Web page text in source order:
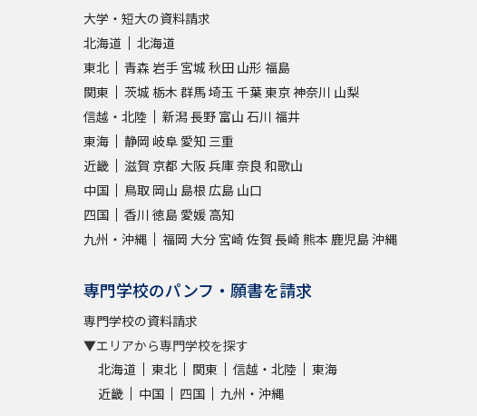
大学・短大の資料請求
北海道
北海道
東北
青森 岩手 宮城 秋田 山形 福島
関東
茨城 栃木 群馬埼玉 千葉東京神奈川 山梨
信越・北陸
新潟長野 富山 石川 福井
東海
静岡 岐阜 愛知 三重
近畿
滋賀 京都 大阪兵庫奈良 和歌山
中国
鳥取 岡山 島根 広島 山口
四国
香川 徳島 愛媛 高知
九州・沖縄
福岡 大分 宮崎 佐賀 長崎 熊本 鹿児島沖縄
専門学校のパンフ・願書を請求
専門学校の資料請求
▼エリアから専門学校を探す
北海道
東北 関東 信越・北陸
東海
近畿
中国 四国 九州・沖縄